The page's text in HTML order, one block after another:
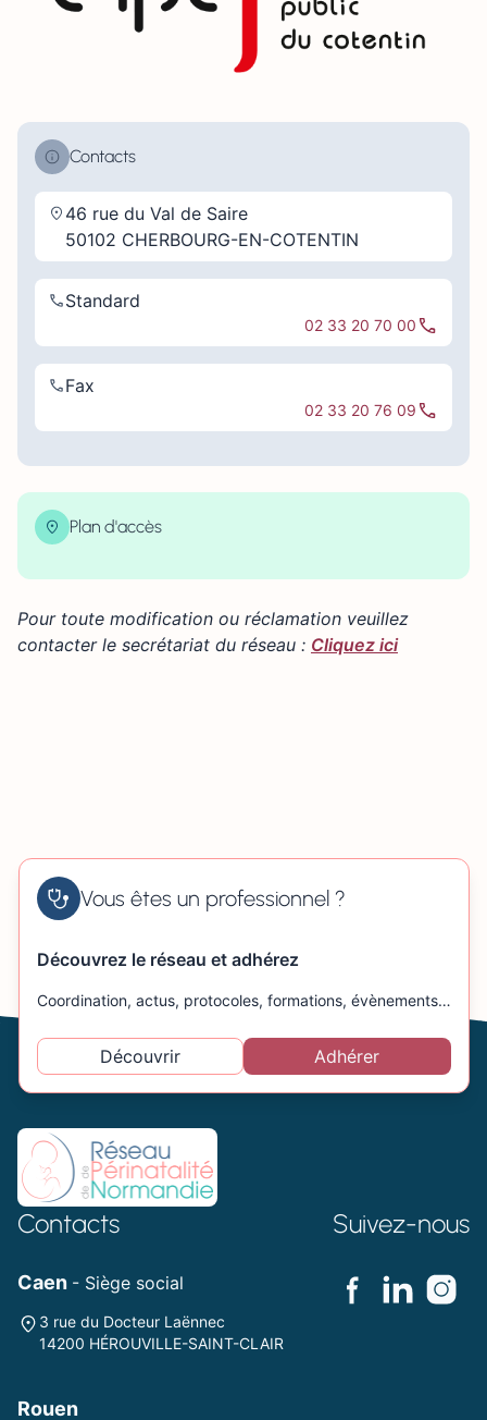
Contacts
46 rue du Val de Saire
50102 CHERBOURG-EN-COTENTIN
Standard
02 33 20 70 00
Fax
02 33 20 76 09
Plan d'accès
COTENTIN
×
−
Pour toute modification ou réclamation veuillez
contacter le secrétariat du réseau : Cliquez ici
Vous êtes un professionnel ?
Découvrez le réseau et adhérez
Coordination, actus, protocoles, formations, évènements…
Découvrir Adhérer
Contacts
Caen - Siège social
3 rue du Docteur Laënnec
14200 HÉROUVILLE-SAINT-CLAIR
Rouen
Suivez-nous